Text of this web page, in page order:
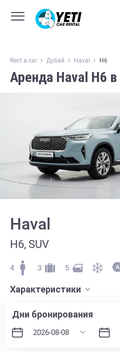
Rent a car Дубай Haval H6
Аренда Haval H6
Haval
H6, SUV
4 3 5
Характеристики
Дни бронирования